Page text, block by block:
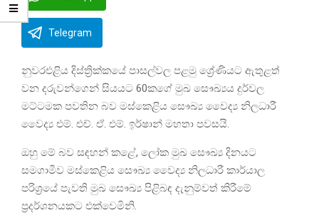
Telegram
නුවරඑළිය දිස්ත්‍රික්කයේ පාසල්වල පළමු ශ්‍රේණියට ඇතුළත්
වන දරුවන්ගෙන් සියයට 60කගේ මුඛ සෞඛ්‍යය දුර්වල
මට්ටමක පවතින බව මස්කෙළිය සෞඛ්‍ය වෛද්‍ය නිලධාරී
වෛද්‍ය එම්. එච්. ඒ. එම්. ඉර්ෂාන් මහතා පවසයි.
ඔහු මේ බව සඳහන් කළේ, ලෝක මුඛ සෞඛ්‍ය දිනයට
සමගාමීව මස්කෙළිය සෞඛ්‍ය වෛද්‍ය නිලධාරී කාර්යාල
පරිශ්‍රයේ පැවති මුඛ සෞඛ්‍ය පිළිබඳ දැනුම්වත් කිරීමේ
ප්‍රදර්ශනයකට එක්වෙමිනි.